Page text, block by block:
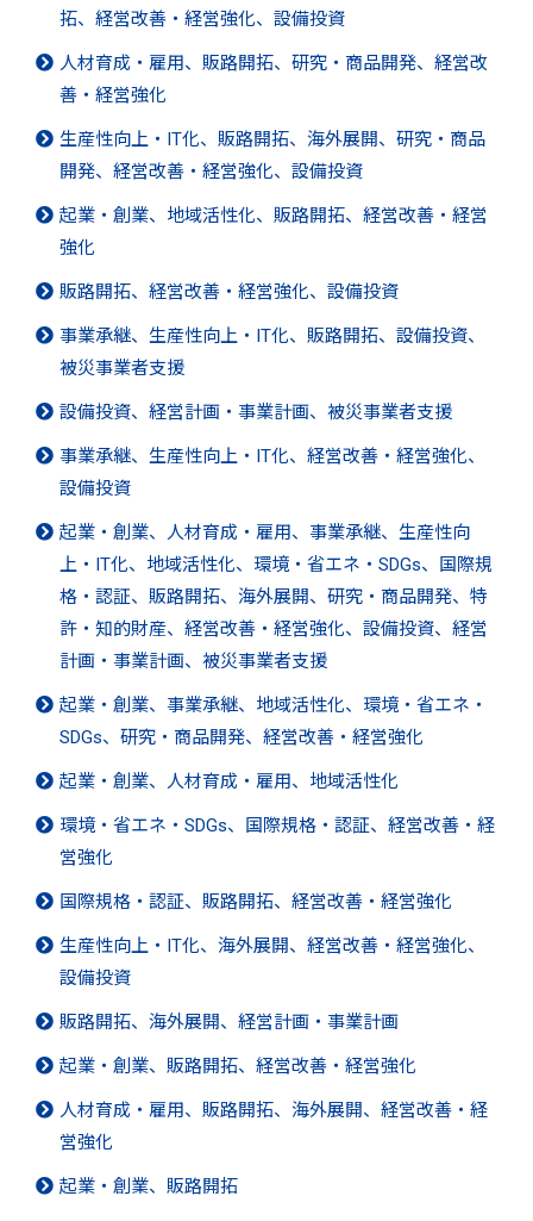
拓、経営改善・経営強化、設備投資
人材育成・雇用、販路開拓、研究・商品開発、経営改
善・経営強化
生産性向上・IT化、販路開拓、海外展開、研究・商品
開発、経営改善・経営強化、設備投資
起業・創業、地域活性化、販路開拓、経営改善・経営
強化
販路開拓、経営改善・経営強化、設備投資
事業承継、生産性向上・IT化、販路開拓、設備投資、
被災事業者支援
設備投資、経営計画・事業計画、被災事業者支援
事業承継、生産性向上・IT化、経営改善・経営強化、
設備投資
起業・創業、人材育成・雇用、事業承継、生産性向
上・IT化、地域活性化、環境・省エネ・SDGs、国際規
格・認証、販路開拓、海外展開、研究・商品開発、特
許・知的財産、経営改善・経営強化、設備投資、経営
計画・事業計画、被災事業者支援
起業・創業、事業承継、地域活性化、環境・省エネ・
SDGs、研究・商品開発、経営改善・経営強化
起業・創業、人材育成・雇用、地域活性化
環境・省エネ・SDGs、国際規格・認証、経営改善・経
営強化
国際規格・認証、販路開拓、経営改善・経営強化
生産性向上・IT化、海外展開、経営改善・経営強化、
設備投資
販路開拓、海外展開、経営計画・事業計画
起業・創業、販路開拓、経営改善・経営強化
人材育成・雇用、販路開拓、海外展開、経営改善・経
営強化
起業・創業、販路開拓